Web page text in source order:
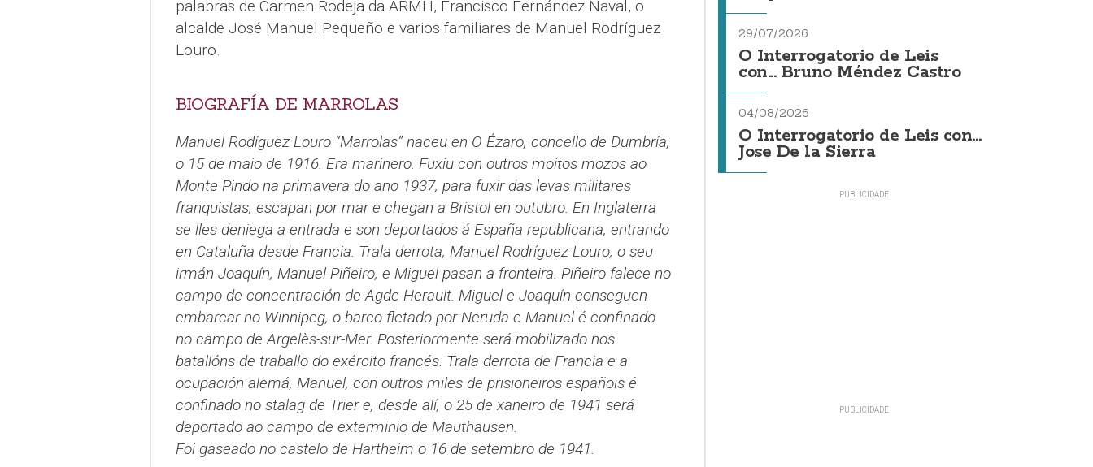
palabras de Carmen Rodeja da ARMH, Francisco Fernández Naval, o
alcalde José Manuel Pequeño e varios familiares de Manuel Rodríguez
Louro.
BIOGRAFÍA DE MARROLAS
Manuel Rodíguez Louro “Marrolas” naceu en O Ézaro, concello de Dumbría,
o 15 de maio de 1916. Era marinero. Fuxiu con outros moitos mozos ao
Monte Pindo na primavera do ano 1937, para fuxir das levas militares
franquistas, escapan por mar e chegan a Bristol en outubro. En Inglaterra
se lles deniega a entrada e son deportados á España republicana, entrando
en Cataluña desde Francia. Trala derrota, Manuel Rodríguez Louro, o seu
irmán Joaquín, Manuel Piñeiro, e Miguel pasan a fronteira. Piñeiro falece no
campo de concentración de Agde-Herault. Miguel e Joaquín conseguen
embarcar no Winnipeg, o barco fletado por Neruda e Manuel é confinado
no campo de Argelès-sur-Mer. Posteriormente será mobilizado nos
batallóns de traballo do exército francés. Trala derrota de Francia e a
ocupación alemá, Manuel, con outros miles de prisioneiros españois é
confinado no stalag de Trier e, desde alí, o 25 de xaneiro de 1941 será
deportado ao campo de exterminio de Mauthausen.
Foi gaseado no castelo de Hartheim o 16 de setembro de 1941.
29/07/2026
O Interrogatorio de Leis
con... Bruno Méndez Castro
04/08/2026
O Interrogatorio de Leis con...
Jose De la Sierra